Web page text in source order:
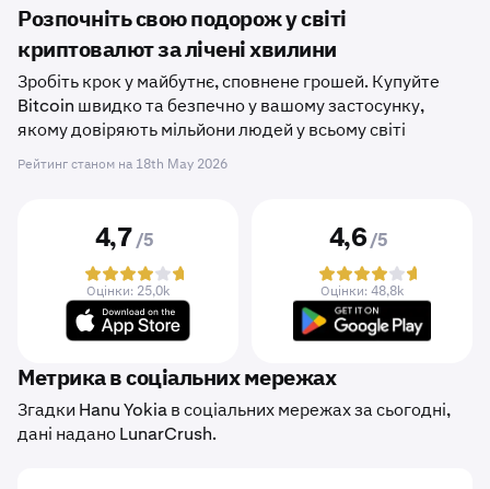
Розпочніть свою подорож у світі
криптовалют за лічені хвилини
Зробіть крок у майбутнє, сповнене грошей. Купуйте
Bitcoin швидко та безпечно у вашому застосунку,
якому довіряють мільйони людей у ​​всьому світі
Рейтинг станом на 18th May 2026
4,7 /5
Оцінки: 25,0k
4,6 /5
Оцінки: 48,8k
Метрика в соціальних мережах
Згадки Hanu Yokia в соціальних мережах за сьогодні,
дані надано LunarCrush.